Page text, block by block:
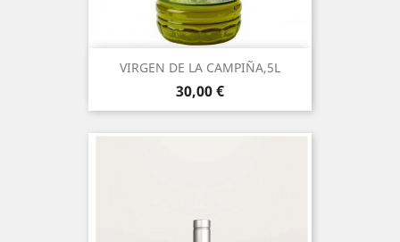
VIRGEN DE LA CAMPIÑA,5L
Precio
30,00 €